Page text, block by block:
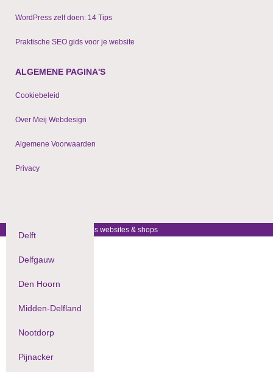
WordPress zelf doen: 14 Tips
Praktische SEO gids voor je website
ALGEMENE PAGINA'S
Cookiebeleid
Over Meij Webdesign
Algemene Voorwaarden
Privacy
Delft
Delfgauw
Den Hoorn
Midden-Delfland
Nootdorp
Pijnacker
© 2009 - 2024 WordPress websites & shops